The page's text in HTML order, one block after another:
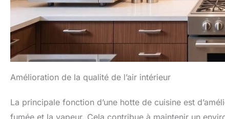
Amélioration de la qualité de l’air intérieur
La principale fonction d’une hotte de cuisine est